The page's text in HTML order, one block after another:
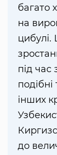
багато
на
цибулі.
під час
подібні
інших
до